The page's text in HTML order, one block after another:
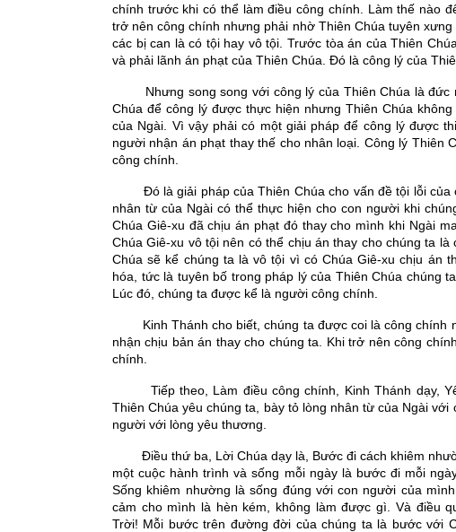
chính trước khi có thể làm điều công chính. Làm thế nào
trở nên công chính nhưng phải nhờ Thiên Chúa tuyên
các bị can là có tội hay vô tội. Trước tòa án của Thiên
và phải lãnh án phạt của Thiên Chúa. Đó là công lý của
Nhưng song song với công lý của Thiên Chúa là
Chúa để công lý được thực hiện nhưng Thiên Chúa
của Ngài. Vì vậy phải có một giải pháp để công lý được
người nhận án phạt thay thế cho nhân loại. Công lý Thiên
công chính.
Đó là giải pháp của Thiên Chúa cho vấn đề tội lỗi
nhân từ của Ngài có thể thực hiện cho con người khi
Chúa Giê-xu đã chịu án phạt đó thay cho mình khi Ngài
Chúa Giê-xu vô tội nên có thể chịu án thay cho chúng ta
Chúa sẽ kể chúng ta là vô tội vì có Chúa Giê-xu chịu án
hóa, tức là tuyên bố trong pháp lý của Thiên Chúa chúng
Lúc đó, chúng ta được kể là người công chính.
Kinh Thánh cho biết, chúng ta được coi là công
nhận chịu bản án thay cho chúng ta. Khi trở nên công
chính.
Tiếp theo, Làm điều công chính, Kinh Thánh dạy,
Thiên Chúa yêu chúng ta, bày tỏ lòng nhân từ của Ngài
người với lòng yêu thương.
Điều thứ ba, Lời Chúa dạy là, Bước đi cách khiêm
một cuộc hành trình và sống mỗi ngày là bước đi mỗi
Sống khiêm nhường là sống đúng với con người của
cảm cho mình là hèn kém, không làm được gì. Và điều
Trời! Mỗi bước trên đường đời của chúng ta là bước với